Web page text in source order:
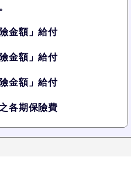
金額」給付
金額」給付
金額」給付
各期保險費